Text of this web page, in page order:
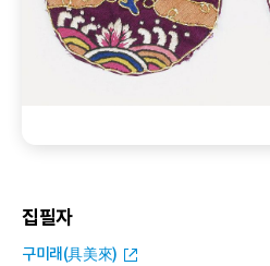
집필자
구미래(具美來)